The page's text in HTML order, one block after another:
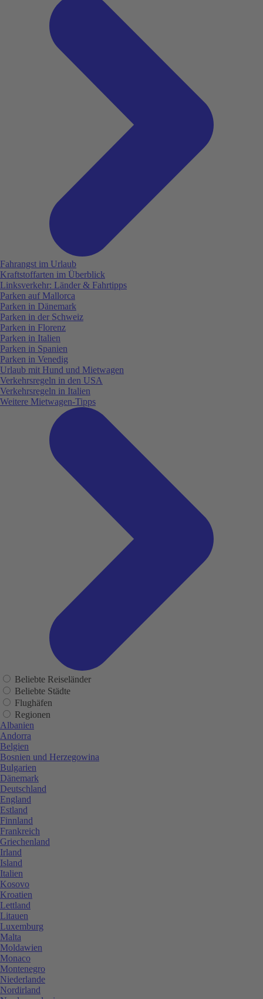
Fahrangst im Urlaub
Kraftstoffarten im Überblick
Linksverkehr: Länder & Fahrtipps
Parken auf Mallorca
Parken in Dänemark
Parken in der Schweiz
Parken in Florenz
Parken in Italien
Parken in Spanien
Parken in Venedig
Urlaub mit Hund und Mietwagen
Verkehrsregeln in den USA
Verkehrsregeln in Italien
Weitere Mietwagen-Tipps
Beliebte Reiseländer
Beliebte Städte
Flughäfen
Regionen
Albanien
Andorra
Belgien
Bosnien und Herzegowina
Bulgarien
Dänemark
Deutschland
England
Estland
Finnland
Frankreich
Griechenland
Irland
Island
Italien
Kosovo
Kroatien
Lettland
Litauen
Luxemburg
Malta
Moldawien
Monaco
Montenegro
Niederlande
Nordirland